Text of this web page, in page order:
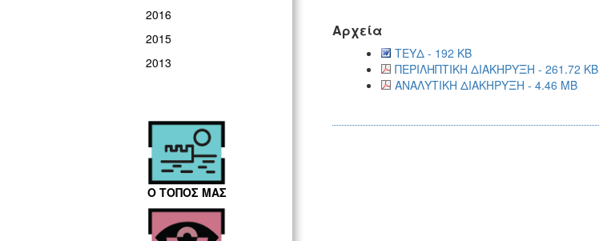
2016
2015
2013
Ο ΤΟΠΟΣ ΜΑΣ
Αρχεία
ΤΕΥΔ - 192 KB
ΠΕΡΙΛΗΠΤΙΚΗ ΔΙΑΚΗΡΥΞΗ - 261.72 KB
ΑΝΑΛΥΤΙΚΗ ΔΙΑΚΗΡΥΞΗ - 4.46 MB